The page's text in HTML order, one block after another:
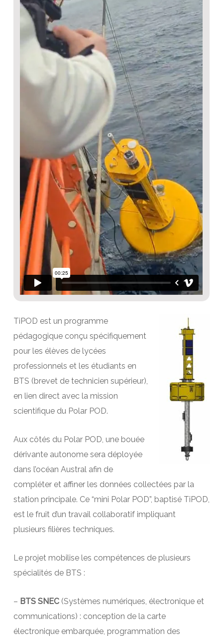
TiPOD est un programme
pédagogique conçu spécifiquement
pour les élèves de lycées
professionnels et les étudiants en
BTS (brevet de technicien supérieur),
en lien direct avec la mission
scientifique du Polar POD.
Aux côtés du Polar POD, une bouée
dérivante autonome sera déployée
dans l’océan Austral afin de
compléter et affiner les données collectées par la
station principale. Ce “mini Polar POD”, baptisé TiPOD,
est le fruit d’un travail collaboratif impliquant
plusieurs filières techniques.
Le projet mobilise les compétences de plusieurs
spécialités de BTS :
– BTS SNEC(Systèmes numériques, électronique et
communications) : conception de la carte
électronique embarquée, programmation des